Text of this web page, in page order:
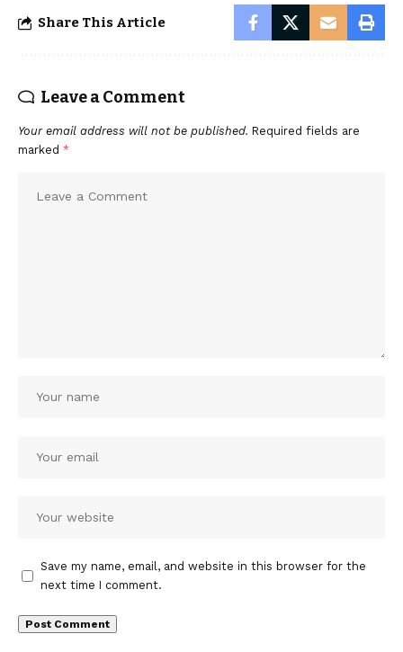
Share This Article
Leave a Comment
Your email address will not be published. Required fields are
marked *
Save my name, email, and website in this browser for the
next time I comment.